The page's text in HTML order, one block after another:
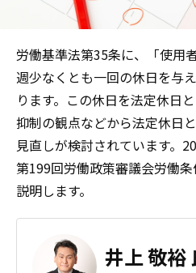
労働基準法第35条に、「使用
週少なくとも一回の休日を与
ります。この休日を法定休日
抑制の観点などから法定休日
見直しが検討されています。
第199回労働政策審議会労働
説明します。
井上 敬裕